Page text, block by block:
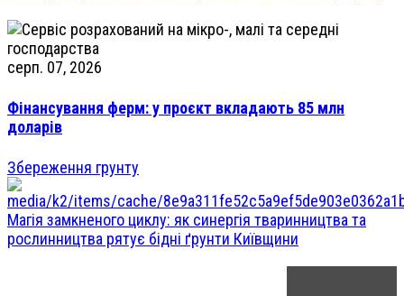
серп. 07, 2026
Фінансування ферм: у проєкт вкладають 85 млн
доларів
Збереження грунту
Магія замкненого циклу: як синергія тваринництва та
рослинництва рятує бідні ґрунти Київщини